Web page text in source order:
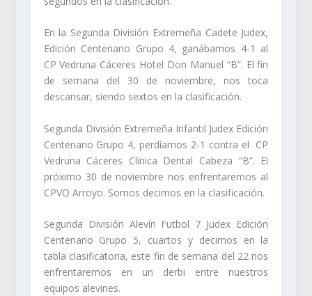
En la Segunda División Extremeña Cadete Judex,
Edición Centenario Grupo 4, ganábamos 4-1 al
CP Vedruna Cáceres Hotel Don Manuel “B”. El fin
de semana del 30 de noviembre, nos toca
descansar, siendo sextos en la clasificación.
Segunda División Extremeña Infantil Judex Edición
Centenario Grupo 4, perdíamos 2-1 contra el CP
Vedruna Cáceres Clínica Dental Cabeza “B”. El
próximo 30 de noviembre nos enfrentaremos al
CPVO Arroyo. Somos decimos en la clasificación.
Segunda División Alevín Futbol 7 Judex Edición
Centenario Grupo 5, cuartos y decimos en la
tabla clasificatoria, este fin de semana del 22 nos
enfrentaremos en un derbi entre nuestros
equipos alevines.